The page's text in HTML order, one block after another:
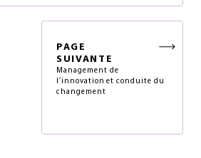
PAGE
SUIVANTE
Management de
l’innovation et conduite du
changement